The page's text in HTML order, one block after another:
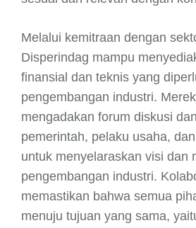
Melalui kemitraan dengan
Disperindag mampu
finansial dan teknis yang
pengembangan industri.
mengadakan forum diskusi
pemerintah, pelaku usaha,
untuk menyelaraskan visi dan
pengembangan industri.
memastikan bahwa semua
menuju tujuan yang sama,